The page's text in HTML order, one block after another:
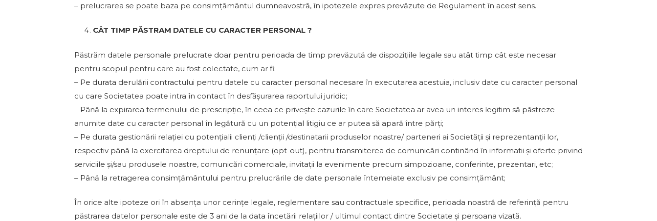
– prelucrarea se poate baza pe consimțământul dumneavostră, în ipotezele expres prevăzute de Regulament în acest sens.
CÂT TIMP PĂSTRAM DATELE CU CARACTER PERSONAL ?
Păstrăm datele personale prelucrate doar pentru perioada de timp prevăzută de dispozițiile legale sau atât timp cât este necesar
pentru scopul pentru care au fost colectate, cum ar fi:
– Pe durata derulării contractului pentru datele cu caracter personal necesare în executarea acestuia, inclusiv date cu caracter personal
cu care Societatea poate intra în contact în desfășurarea raportului juridic;
– Până la expirarea termenului de prescripție, în ceea ce privește cazurile în care Societatea ar avea un interes legitim să păstreze
anumite date cu caracter personal în legătură cu un potențial litigiu ce ar putea să apară între părți;
– Pe durata gestionării relației cu potențialii clienți /clienții /destinatarii produselor noastre/ parteneri ai Societății și reprezentanții lor,
respectiv până la exercitarea dreptului de renunțare (opt-out), pentru transmiterea de comunicări continând în informatii și oferte privind
serviciile și/sau produsele noastre, comunicări comerciale, invitații la evenimente precum simpozioane, conferinte, prezentari, etc;
– Până la retragerea consimțământului pentru prelucrările de date personale întemeiate exclusiv pe consimțământ;
În orice alte ipoteze ori în absența unor cerințe legale, reglementare sau contractuale specifice, perioada noastră de referință pentru
păstrarea datelor personale este de 3 ani de la data încetării relațiilor / ultimul contact dintre Societate și persoana vizată.